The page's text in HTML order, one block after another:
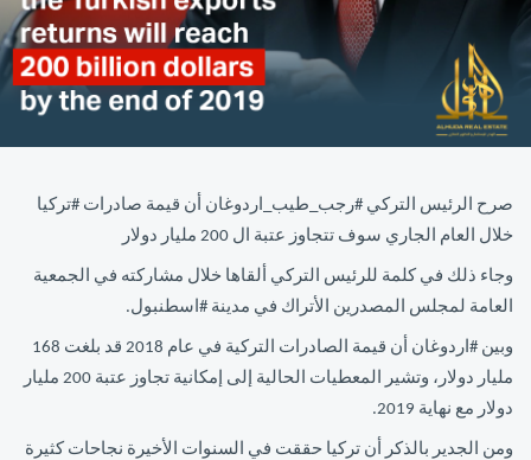
صرح الرئيس التركي #رجب_طيب_اردوغان أن قيمة صادرات #تركيا
خلال العام الجاري سوف تتجاوز عتبة ال 200 مليار دولار
وجاء ذلك في كلمة للرئيس التركي ألقاها خلال مشاركته في الجمعية
العامة لمجلس المصدرين الأتراك في مدينة #اسطنبول.
وبين #اردوغان أن قيمة الصادرات التركية في عام 2018 قد بلغت 168
مليار دولار، وتشير المعطيات الحالية إلى إمكانية تجاوز عتبة 200 مليار
دولار مع نهاية 2019.
ومن الجدير بالذكر أن تركيا حققت في السنوات الأخيرة نجاحات كثيرة